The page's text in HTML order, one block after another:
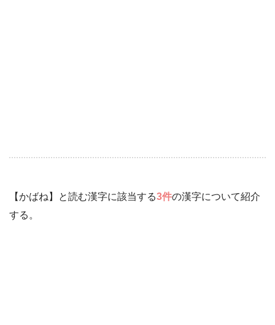
【かばね】と読む漢字に該当する3件の漢字について紹介
する。